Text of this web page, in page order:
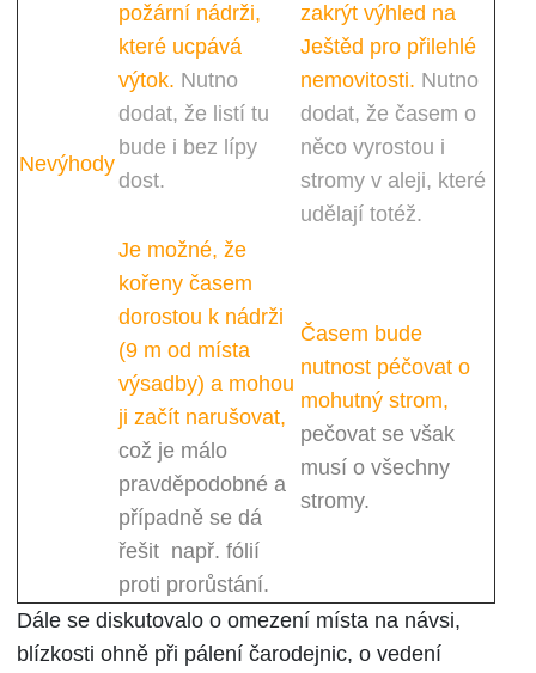
Nevýhody
požární nádrži,
které ucpává
výtok. Nutno
dodat, že listí tu
bude i bez lípy
dost.
zakrýt výhled na
Ještěd pro přilehlé
nemovitosti. Nutno
dodat, že časem o
něco vyrostou i
stromy v aleji, které
udělají totéž.
Je možné, že
kořeny časem
dorostou k nádrži
(9 m od místa
výsadby) a mohou
ji začít narušovat,
což je málo
pravděpodobné a
případně se dá
řešit např. fólií
proti prorůstání.
Časem bude
nutnost péčovat o
mohutný strom,
pečovat se však
musí o všechny
stromy.
Dále se diskutovalo o omezení místa na návsi,
blízkosti ohně při pálení čarodejnic, o vedení